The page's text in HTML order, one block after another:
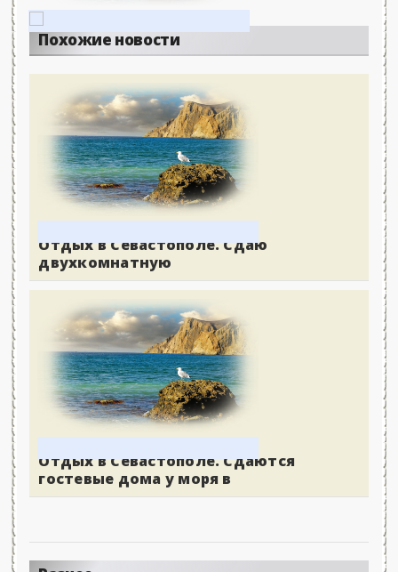
Похожие новости
Отдых в Севастополе. Сдаю
двухкомнатную
Отдых в Севастополе. Сдаются
гостевые дома у моря в